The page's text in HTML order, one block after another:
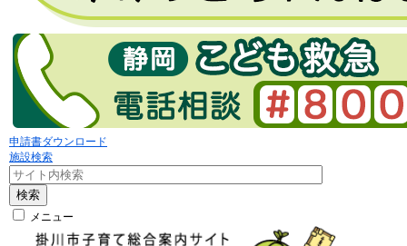
申請書ダウンロード
施設検索
検索
メニュー